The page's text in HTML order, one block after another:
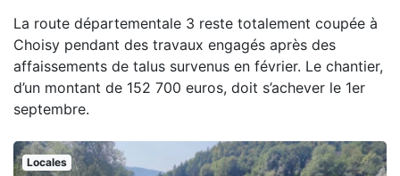
La route départementale 3 reste totalement coupée à
Choisy pendant des travaux engagés après des
affaissements de talus survenus en février. Le chantier,
d’un montant de 152 700 euros, doit s’achever le 1er
septembre.
Locales